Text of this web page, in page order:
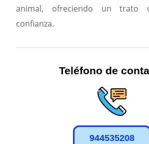
animal, ofreciendo un trato
confianza.
Teléfono de
944535208